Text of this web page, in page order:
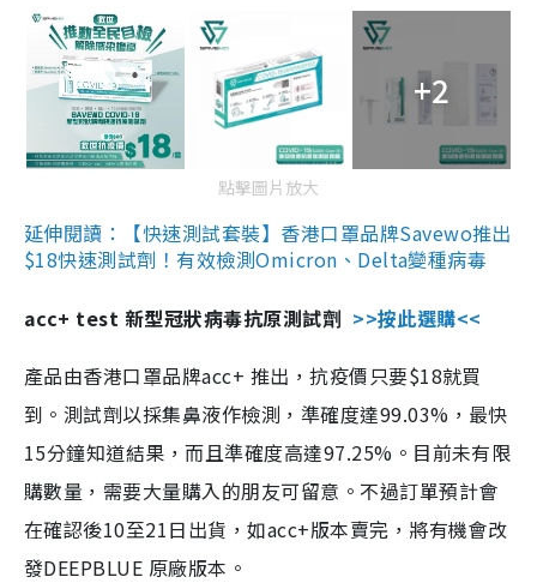
+2
點擊圖片放大
延伸閱讀：【快速測試套裝】香港口罩品牌Savewo推出
$18快速測試劑！有效檢測Omicron、Delta變種病毒
acc+ test 新型冠狀病毒抗原測試劑 >>按此選購<<
產品由香港口罩品牌acc+ 推出，抗疫價只要$18就買
到。測試劑以採集鼻液作檢測，準確度達99.03%，最快
15分鐘知道結果，而且準確度高達97.25%。目前未有限
購數量，需要大量購入的朋友可留意。不過訂單預計會
在確認後10至21日出貨，如acc+版本賣完，將有機會改
發DEEPBLUE 原廠版本。